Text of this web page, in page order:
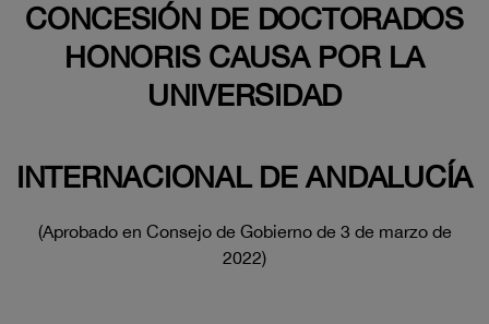
CONCESIÓN DE DOCTORADOS
HONORIS CAUSA POR LA
UNIVERSIDAD
INTERNACIONAL DE ANDALUCÍA
(Aprobado en Consejo de Gobierno de 3 de marzo de
2022)